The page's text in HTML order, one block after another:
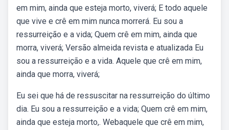
em mim, ainda que esteja morto, viverá; E todo aquele
que vive e crê em mim nunca morrerá. Eu sou a
ressurreição e a vida; Quem crê em mim, ainda que
morra, viverá; Versão almeida revista e atualizada Eu
sou a ressurreição e a vida. Aquele que crê em mim,
ainda que morra, viverá;
Eu sei que há de ressuscitar na ressurreição do último
dia. Eu sou a ressurreição e a vida; Quem crê em mim,
ainda que esteja morto,. Webaquele que crê em mim,